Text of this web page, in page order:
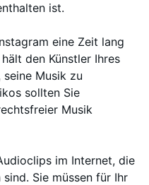
ist.
eine Zeit lang
den Künstler Ihres
Musik zu
sollten Sie
Musik
im Internet, die
Sie müssen für Ihr